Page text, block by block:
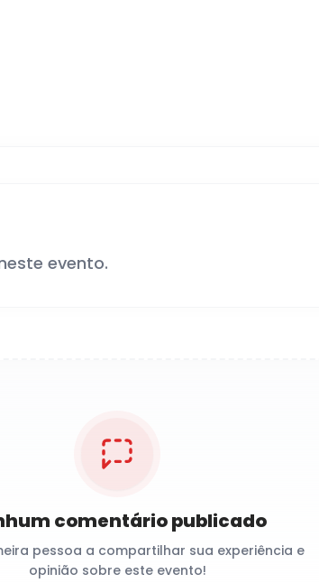
evento.
comentário publicado
pessoa a compartilhar sua experiência e
opinião sobre este evento!